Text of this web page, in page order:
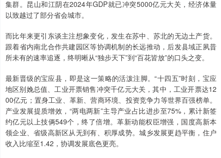
集群。昆山和江阴在2024年GDP就已冲突5000亿元大关，经济体量
以致越过了部分省会城市。
而比年来更引东谈主注想象变化，发生在苏中、苏北的无边土产货。
跟着省内南北合作共建园区等协调机制的长远推动，后发县域正夙昔
所未有的速率追逐，终明晰从“独步天下”到“百花皆放”的口头之变。
最新晋级的宝应县，即是这一策略的活泼注脚。“十四五”时刻，宝应
地区别娩总值、工业开票销售冲突千亿元大关，其中，工业开票达12
00亿元；置身工业、革新、营商环境、投资竞争力等世界百强榜单。
产业发展提质增效，“两电两新”主导产业占比进步至75%，累计新签
约亿元以上技俩549个，终了倍增。革新动能权臣增强，国度高新本
领企业、省级高新区从无到有、积厚成势。城乡发展更趋平衡，住户
收入比缩至1.42，协调发展底色更亮。